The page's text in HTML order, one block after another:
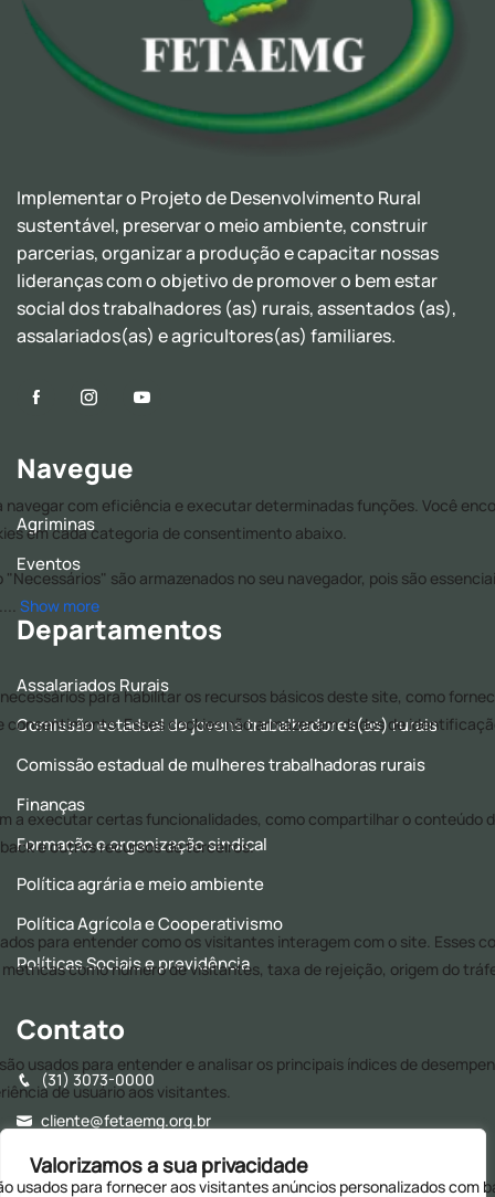
Valorizamos a sua privacidade
Implementar o Projeto de Desenvolvimento Rural
sustentável, preservar o meio ambiente, construir
parcerias, organizar a produção e capacitar nossas
lideranças com o objetivo de promover o bem estar
social dos trabalhadores (as) rurais, assentados (as),
assalariados(as) e agricultores(as) familiares.
Navegue
Agriminas
Eventos
Departamentos
Assalariados Rurais
Comissão estadual de jovens trabalhadores(as) rurais
Comissão estadual de mulheres trabalhadoras rurais
Finanças
Formação e organização sindical
Política agrária e meio ambiente
Política Agrícola e Cooperativismo
Políticas Sociais e previdência
Contato
(31) 3073-0000
cliente@fetaemg.org.br
Rua Álvares Maciel, 154, Santa Efigênia - CEP: 30150-250 -
Belo Horizonte - MG